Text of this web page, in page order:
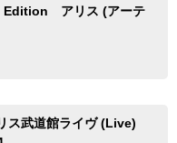
Edition アリス (アーテ
ス武道館ライヴ (Live)